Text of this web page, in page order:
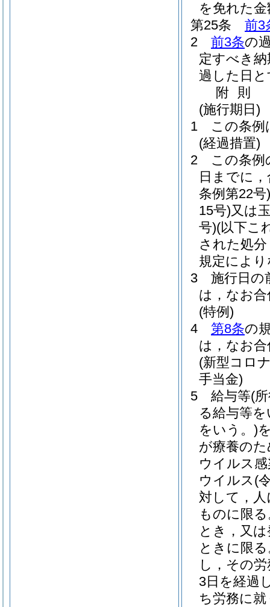
を免れた
第25条
前3
2
前3条の
定すべき
過した日
附 則
(施行期日)
1
この条例
(経過措置)
2
この条例
日までに
条例第22号)
15号)又は
号)(以下こ
された処
規定によ
3
施行日の
は，なお
(特例)
4
第8条の
は，なお
(新型コロ
手当金)
5
給与等(
る給与等
をいう。)
が療養の
ウイルス
ウイルス (
対して，
ものに限
とき，又
ときに限
し，その
3日を経過
ち労務に